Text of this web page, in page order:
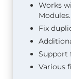
Works
Modules.
Fix
Support
Various